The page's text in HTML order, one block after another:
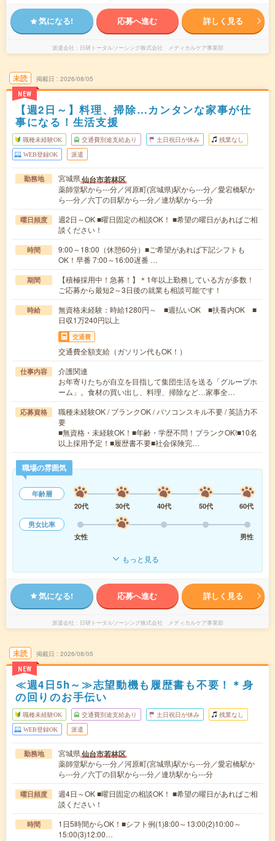
気になる! 応募へ進む 詳しく見る
派遣会社 日研トータルソーシング株式会社 メディカルケア事業部
未読
NEW
掲載日 2026/08/05
【週2日～】料理、掃除…カンタンな家事が仕
事になる！生活支援
職種未経験OK 交通費別途支給あり 土日祝日が休み 残業なし
WEB登録OK 派遣
勤務地 宮城県仙台市若林区
薬師堂駅から---分／河原町(宮城県)駅から---分／愛宕橋駅か
ら---分／六丁の目駅から---分／連坊駅から---分
曜日頻度
週2日～OK ■曜日固定の相談OK！ ■希望の曜日があればご相
談ください！
時間
9:00～18:00（休憩60分）■ご希望があれば下記シフトも
OK！早番 7:00～16:00遅番 …
期間
【積極採用中！急募！】＊1年以上勤務している方が多数！
ご応募から最短2～3日後の就業も相談可能です！
時給
無資格未経験：時給1280円～ ■週払いOK ■扶養内OK ■
日収1万240円以上
交通費
交通費全額支給（ガソリン代もOK！）
仕事内容
介護関連
お年寄りたちが自立を目指して集団生活を送る「グループホ
ーム」。食材の買い出し、料理、掃除など…家事全…
応募資格
職種未経験OK / ブランクOK / パソコンスキル不要 / 英語力不
要
■無資格・未経験OK！■年齢・学歴不問！ブランクOK!■10名
以上採用予定！■履歴書不要■社会保険完…
職場の雰囲気
年齢層
20代
30代 40代 50代
60代
男女比率
女性
男性
もっと見る
気になる! 応募へ進む 詳しく見る
派遣会社 日研トータルソーシング株式会社 メディカルケア事業部
未読
NEW
掲載日 2026/08/05
≪週4日5h～≫志望動機も履歴書も不要！＊身
の回りのお手伝い
職種未経験OK 交通費別途支給あり 土日祝日が休み 残業なし
WEB登録OK 派遣
勤務地 宮城県仙台市若林区
薬師堂駅から---分／河原町(宮城県)駅から---分／愛宕橋駅か
ら---分／六丁の目駅から---分／連坊駅から---分
曜日頻度
週4日～OK ■曜日固定の相談OK！ ■希望の曜日があればご相
談ください！
時間
1日5時間からOK！■シフト例(1)8:00～13:00(2)10:00～
15:00(3)12:00…